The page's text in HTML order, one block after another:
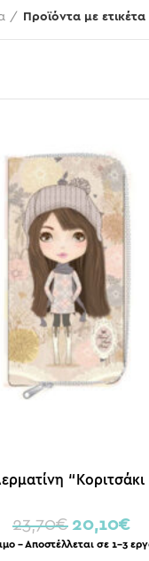
Προϊόντα με ετικέτα
23,70€ 20,10€
– Αποστέλλεται σε 1-3